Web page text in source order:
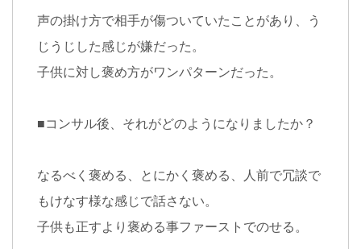
声の掛け方で相手が傷ついていたことがあり、う
じうじした感じが嫌だった。
子供に対し褒め方がワンパターンだった。
■コンサル後、それがどのようになりましたか？
なるべく褒める、とにかく褒める、人前で冗談で
もけなす様な感じで話さない。
子供も正すより褒める事ファーストでのせる。